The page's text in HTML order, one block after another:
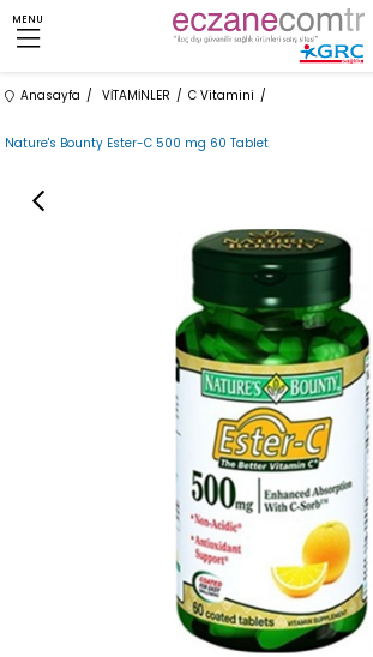
MENU
Anasayfa VİTAMİNLER C Vitamini
Nature's Bounty Ester-C 500 mg 60 Tablet